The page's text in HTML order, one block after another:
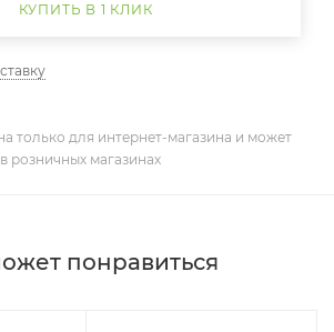
КУПИТЬ В 1 КЛИК
только для интернет-магазина и может
розничных магазинах
понравиться